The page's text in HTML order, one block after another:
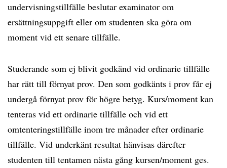
undervisningstillfälle beslutar examinator om
ersättningsuppgift eller om studenten ska göra om
moment vid ett senare tillfälle.
Studerande som ej blivit godkänd vid ordinarie tillfälle
har rätt till förnyat prov. Den som godkänts i prov får ej
undergå förnyat prov för högre betyg. Kurs/moment kan
tenteras vid ett ordinarie tillfälle och vid ett
omtenteringstillfälle inom tre månader efter ordinarie
tillfälle. Vid underkänt resultat hänvisas därefter
studenten till tentamen nästa gång kursen/moment ges.